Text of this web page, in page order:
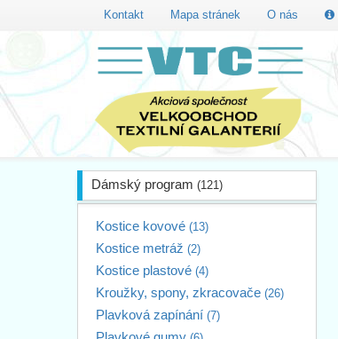
Kontakt Mapa stránek O nás
Dámský program (121)
Kostice kovové (13)
Kostice metráž (2)
Kostice plastové (4)
Kroužky, spony, zkracovače (26)
Plavková zapínání (7)